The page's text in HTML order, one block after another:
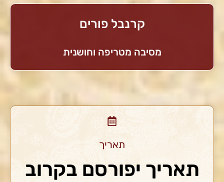
קרנבל פורים
מסיבה מטריפה וחושנית
תאריך
תאריך יפורסם בקרוב